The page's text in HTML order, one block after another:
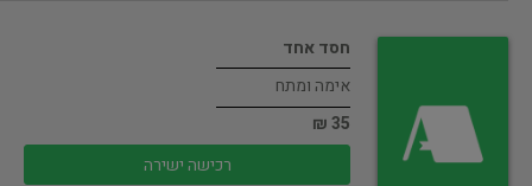
חסד אחד
אימה ומתח
35 ₪
רכישה ישירה